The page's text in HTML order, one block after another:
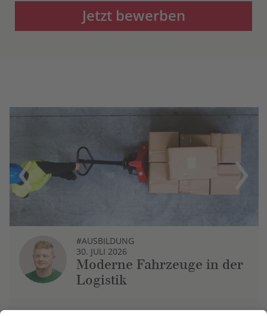
Jetzt bewerben
Previous
#AUSBILDUNG
30. JULI 2026
Moderne Fahrzeuge in der
Logistik
Next